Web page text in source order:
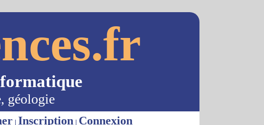
géologie
| Inscription | Connexion